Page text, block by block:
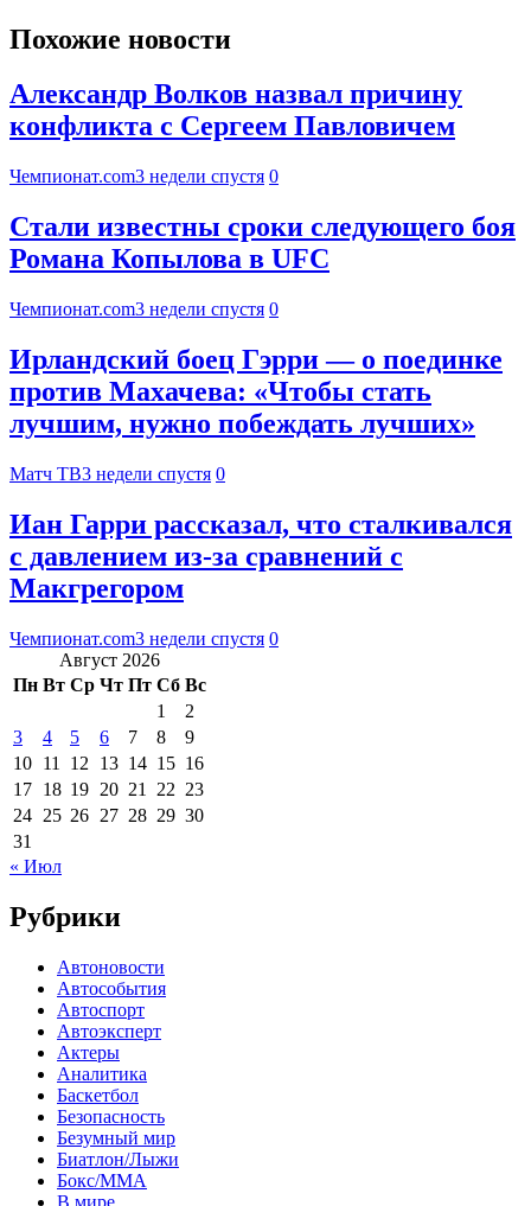
Похожие новости
Александр Волков назвал причину
конфликта с Сергеем Павловичем
Чемпионат.com3 недели спустя 0
Стали известны сроки следующего боя
Романа Копылова в UFC
Чемпионат.com3 недели спустя 0
Ирландский боец Гэрри — о поединке
против Махачева: «Чтобы стать
лучшим, нужно побеждать лучших»
Матч ТВ3 недели спустя 0
Иан Гарри рассказал, что сталкивался
с давлением из-за сравнений с
Макгрегором
Чемпионат.com3 недели спустя 0
Август 2026
Пн Вт Ср Чт Пт Сб Вс
1
2
3
4 5 6 7 8
9
10 11 12 13 14 15 16
17 18 19 20 21 22 23
24 25 26 27 28 29 30
31
« Июл
Рубрики
Автоновости
Автособытия
Автоспорт
Автоэксперт
Актеры
Аналитика
Баскетбол
Безопасность
Безумный мир
Биатлон/Лыжи
Бокс/MMA
В мире